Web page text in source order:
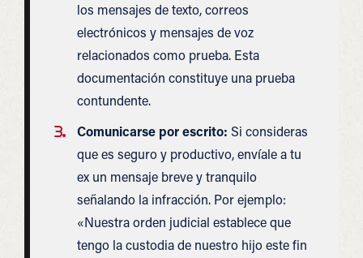
los mensajes de texto, correos
electrónicos y mensajes de voz
relacionados como prueba. Esta
documentación constituye una prueba
contundente.
Comunicarse por escrito: Si consideras
que es seguro y productivo, envíale a tu
ex un mensaje breve y tranquilo
señalando la infracción. Por ejemplo:
«Nuestra orden judicial establece que
tengo la custodia de nuestro hijo este fin